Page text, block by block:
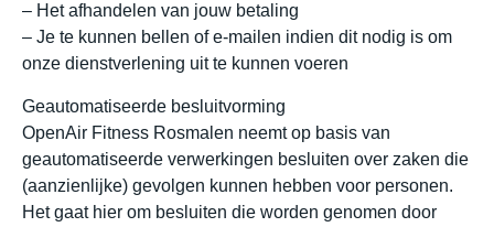
– Het afhandelen van jouw betaling
– Je te kunnen bellen of e-mailen indien dit nodig is om
onze dienstverlening uit te kunnen voeren
Geautomatiseerde besluitvorming
OpenAir Fitness Rosmalen neemt op basis van
geautomatiseerde verwerkingen besluiten over zaken die
(aanzienlijke) gevolgen kunnen hebben voor personen.
Het gaat hier om besluiten die worden genomen door